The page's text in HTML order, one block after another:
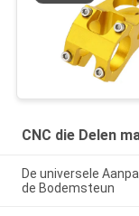
CNC die Delen
De universele
de Bodemsteun